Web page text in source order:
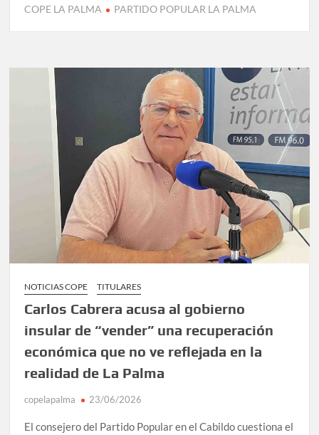
COPE LA PALMA
PARTIDO POPULAR LA PALMA
NOTICIAS COPE TITULARES
Carlos Cabrera acusa al gobierno
insular de “vender” una recuperación
económica que no ve reflejada en la
realidad de La Palma
copelapalma 23/06/2026
El consejero del Partido Popular en el Cabildo cuestiona el